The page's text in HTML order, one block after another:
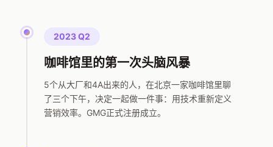
2023 Q2
咖啡馆里的第一次头脑风暴
5个从大厂和4A出来的人，在北京一家咖啡馆里聊
了三个下午，决定一起做一件事：用技术重新定义
营销效率。GMG正式注册成立。